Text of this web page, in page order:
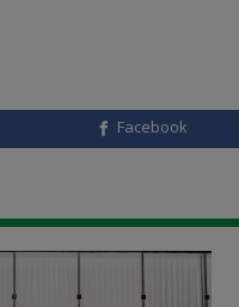
Facebook